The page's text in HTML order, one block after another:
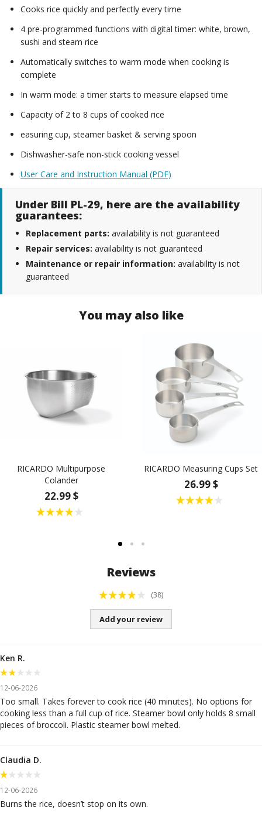
Cooks rice quickly and perfectly every time
4 pre-programmed functions with digital timer: white, brown,
sushi and steam rice
Automatically switches to warm mode when cooking is
complete
In warm mode: a timer starts to measure elapsed time
Capacity of 2 to 8 cups of cooked rice
easuring cup, steamer basket & serving spoon
Dishwasher-safe non-stick cooking vessel
User Care and Instruction Manual (PDF)
Under Bill PL-29, here are the availability
guarantees:
Replacement parts: availability is not guaranteed
Repair services: availability is not guaranteed
Maintenance or repair information: availability is not
guaranteed
You may also like
RICARDO Multipurpose
Colander
22.99 $
RICARDO Measuring Cups Set
26.99 $
Reviews
(38)
Add your review
Ken R.
12-06-2026
Too small. Takes forever to cook rice (40 minutes). No options for
cooking less than a full cup of rice. Steamer bowl only holds 8 small
pieces of broccoli. Plastic steamer bowl melted.
Claudia D.
12-06-2026
Burns the rice, doesn’t stop on its own.